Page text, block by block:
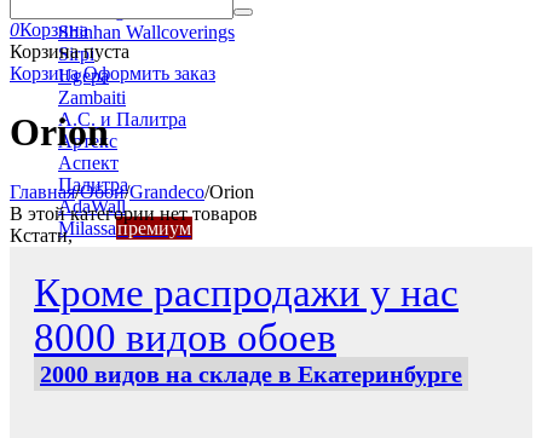
Shinhan Wallcoverings
Sirpi
Ugepa
Zambaiti
А.С. и Палитра
Артекс
Аспект
Палитра
AdaWall
Milassaпремиум
0Корзина
Корзина пуста
Корзина Оформить заказ
Orion
Главная/Обои/Grandeco/Orion
В этой категории нет товаров
Кстати,
Кроме распродажи у нас
8000 видов обоев
2000 видов на складе в Екатеринбурге